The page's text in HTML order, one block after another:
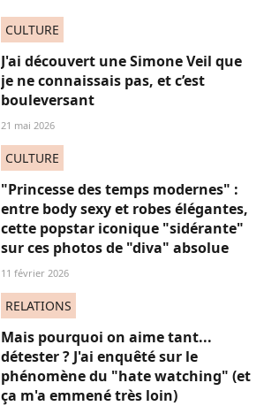
CULTURE
J'ai découvert une Simone Veil que
je ne connaissais pas, et c’est
bouleversant
21 mai 2026
CULTURE
"Princesse des temps modernes" :
entre body sexy et robes élégantes,
cette popstar iconique "sidérante"
sur ces photos de "diva" absolue
11 février 2026
RELATIONS
Mais pourquoi on aime tant...
détester ? J'ai enquêté sur le
phénomène du "hate watching" (et
ça m'a emmené très loin)